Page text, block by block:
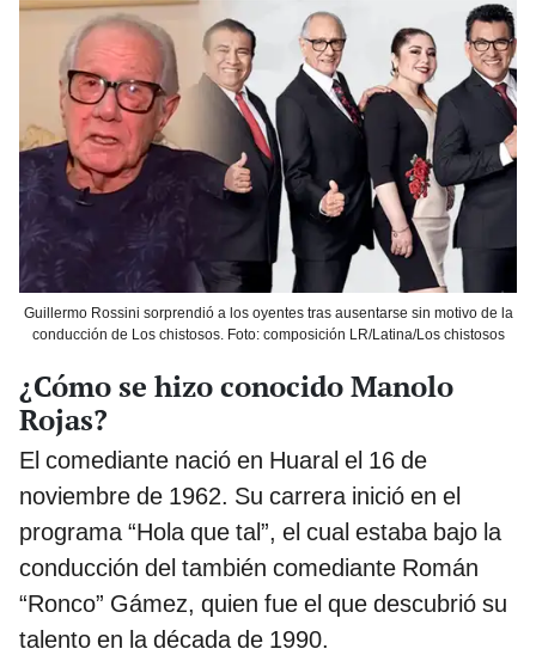
Guillermo Rossini sorprendió a los oyentes tras ausentarse sin motivo de la
conducción de Los chistosos. Foto: composición LR/Latina/Los chistosos
¿Cómo se hizo conocido Manolo
Rojas?
El comediante nació en Huaral el 16 de
noviembre de 1962. Su carrera inició en el
programa “Hola que tal”, el cual estaba bajo la
conducción del también comediante Román
“Ronco” Gámez, quien fue el que descubrió su
talento en la década de 1990.